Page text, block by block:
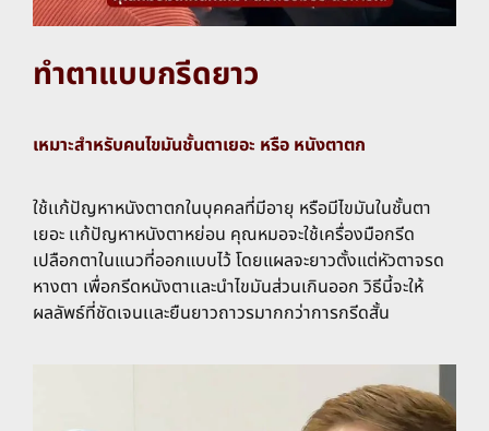
ทำตาแบบกรีดยาว
เหมาะสำหรับคนไขมันชั้นตาเยอะ หรือ หนังตาตก
ใช้เเก้ปัญหาหนังตาตกในบุคคลที่มีอายุ หรือมีไขมันในชั้นตา
เยอะ เเก้ปัญหาหนังตาหย่อน คุณหมอจะใช้เครื่องมือกรีด
เปลือกตาในแนวที่ออกแบบไว้ โดยแผลจะยาวตั้งแต่หัวตาจรด
หางตา เพื่อกรีดหนังตาเเละนำไขมันส่วนเกินออก วิธีนี้จะให้
ผลลัพธ์ที่ชัดเจนเเละยืนยาวถาวรมากกว่าการกรีดสั้น